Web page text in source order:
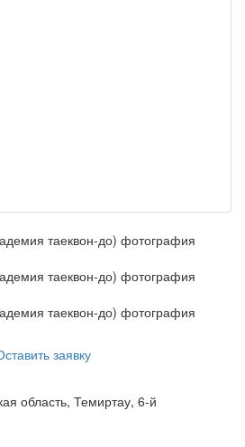
заявку
область, Темиртау, 6-й